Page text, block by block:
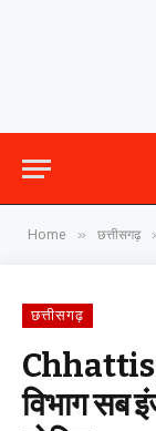
Home » छत्तीसगढ़
छत्तीसगढ़
विभाग सब